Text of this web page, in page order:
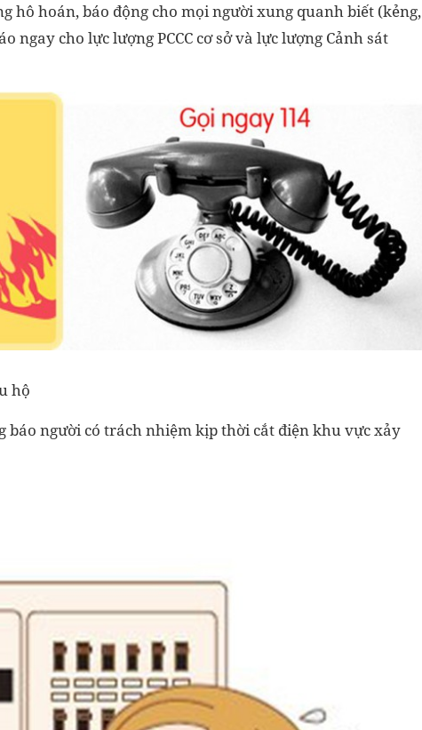
hô hoán, báo động cho mọi người xung quanh biết (kẻng,
ngay cho lực lượng PCCC cơ sở và lực lượng Cảnh sát
hộ
báo người có trách nhiệm kịp thời cắt điện khu vực xảy